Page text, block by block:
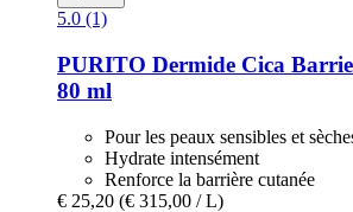
5.0 (1)
PURITO Dermide Cica
80 ml
Pour les peaux sensibles et
Hydrate intensément
Renforce la barrière cutanée
€ 25,20 (€ 315,00 / L)